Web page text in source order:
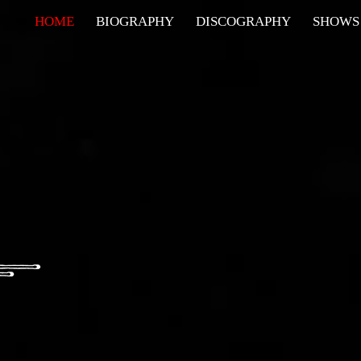
HOME BIOGRAPHY DISCOGRAPHY SHOWS